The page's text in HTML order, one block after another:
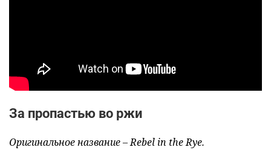
За пропастью во ржи
Оригинальное название – Rebel in the Rye.